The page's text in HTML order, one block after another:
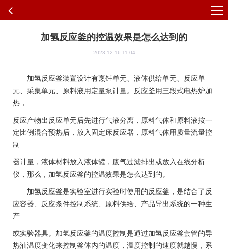
加氢反应釜的控温效果是怎么达到的
2023-12-16 11:04
加氢反应釜装置设计有烹饪单元、液体供给单元、反应单
元、采集单元、原料液用定量泵计量。反应釜用三段式电热炉加
热，
反应产物出反应单元后先进行气液分离，原料气体和原料液按一
定比例混合预热后，放入固定床反应器，原料气体用质量流量控
制
器计量，液体材料放入液体罐，废气过滤排出或放入在线分析
仪，那么，加氢反应釜的控温效果是怎么达到的。
加氢反应釜是实验室进行实验时使用的反应釜，是结合了反
应容器、反应条件控制系统、原料供给、产品导出系统的一种生
产
或实验器具。加氢反应釜的温度控制是通过加氢反应釜套管的导
热油温度变化来控制釜体内的温度，温度控制的速度就越慢，系